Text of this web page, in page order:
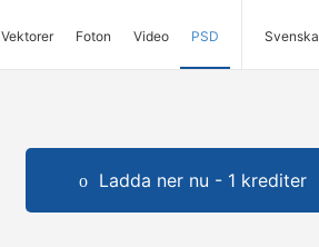
Vektorer Foton Video PSD Svenska
Ladda ner nu - 1 krediter